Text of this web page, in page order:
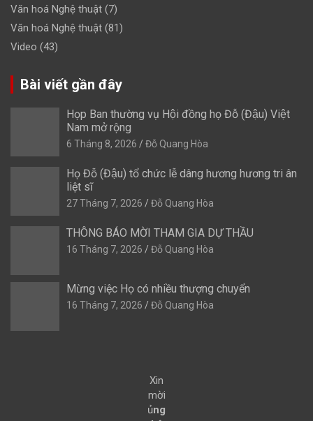
Văn hoá Nghệ thuật (7)
Văn hoá Nghệ thuật (81)
Video (43)
Bài viết gần đây
Họp Ban thường vụ Hội đồng họ Đỗ (Đậu) Việt
Nam mở rộng
6 Tháng 8, 2026 Đỗ Quang Hòa
Họ Đỗ (Đậu) tổ chức lễ dâng hương hương tri ân
liệt sĩ
27 Tháng 7, 2026 Đỗ Quang Hòa
THÔNG BÁO MỜI THAM GIA DỰ THẦU
16 Tháng 7, 2026 Đỗ Quang Hòa
Mừng việc Họ có nhiều thượng chuyển
16 Tháng 7, 2026 Đỗ Quang Hòa
Xin
mời
ủng